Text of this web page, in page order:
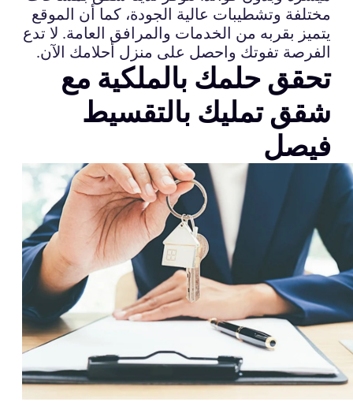
مختلفة وتشطيبات عالية الجودة، كما أن الموقع
يتميز بقربه من الخدمات والمرافق العامة. لا تدع
الفرصة تفوتك واحصل على منزل أحلامك الآن.
تحقق حلمك بالملكية مع
شقق تمليك بالتقسيط
فيصل